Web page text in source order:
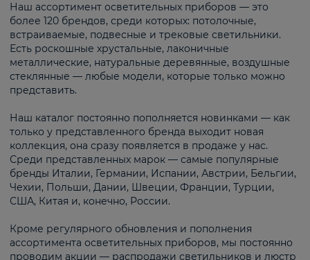
Наш ассортимент осветительных приборов — это
более 120 брендов, среди которых: потолочные,
встраиваемые, подвесные и трековые светильники.
Есть роскошные хрустальные, лаконичные
металлические, натуральные деревянные, воздушные
стеклянные — любые модели, которые только можно
представить.
Наш каталог постоянно пополняется новинками — как
только у представленного бренда выходит новая
коллекция, она сразу появляется в продаже у нас.
Среди представленных марок — самые популярные
бренды Италии, Германии, Испании, Австрии, Бельгии,
Чехии, Польши, Дании, Швеции, Франции, Турции,
США, Китая и, конечно, России.
Кроме регулярного обновления и пополнения
ассортимента осветительных приборов, мы постоянно
проводим акции — распродажи светильников и люстр